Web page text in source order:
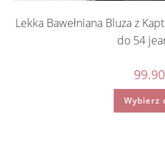
Lekka Bawełniana Bluza z
do 54
99.90
Wybierz